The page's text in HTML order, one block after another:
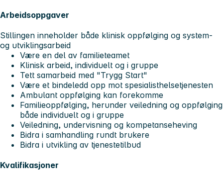
Arbeidsoppgaver
Stillingen inneholder både klinisk oppfølging og system-
og utviklingsarbeid
Være en del av familieteamet
Klinisk arbeid, individuelt og i gruppe
Tett samarbeid med "Trygg Start"
Være et bindeledd opp mot spesialisthelsetjenesten
Ambulant oppfølging kan forekomme
Familieoppfølging, herunder veiledning og oppfølging
både individuelt og i gruppe
Veiledning, undervisning og kompetanseheving
Bidra i samhandling rundt brukere
Bidra i utvikling av tjenestetilbud
Kvalifikasjoner